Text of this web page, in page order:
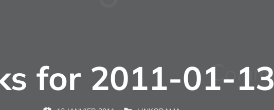
for 2011-01-13